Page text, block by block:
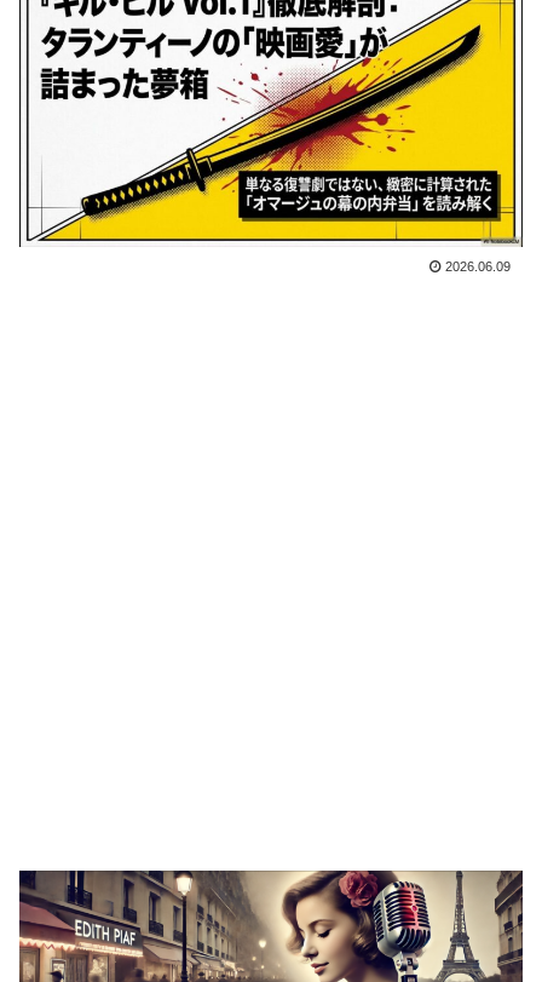
2026.06.09